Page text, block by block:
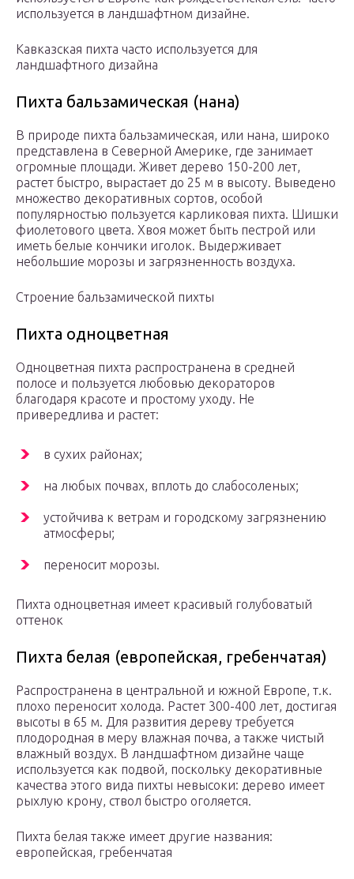
используется в ландшафтном дизайне.
Кавказская пихта часто используется для
ландшафтного дизайна
Пихта бальзамическая (нана)
В природе пихта бальзамическая, или нана, широко
представлена в Северной Америке, где занимает
огромные площади. Живет дерево 150-200 лет,
растет быстро, вырастает до 25 м в высоту. Выведено
множество декоративных сортов, особой
популярностью пользуется карликовая пихта. Шишки
фиолетового цвета. Хвоя может быть пестрой или
иметь белые кончики иголок. Выдерживает
небольшие морозы и загрязненность воздуха.
Строение бальзамической пихты
Пихта одноцветная
Одноцветная пихта распространена в средней
полосе и пользуется любовью декораторов
благодаря красоте и простому уходу. Не
привередлива и растет:
в сухих районах;
на любых почвах, вплоть до слабосоленых;
устойчива к ветрам и городскому загрязнению
атмосферы;
переносит морозы.
Пихта одноцветная имеет красивый голубоватый
оттенок
Пихта белая (европейская, гребенчатая)
Распространена в центральной и южной Европе, т.к.
плохо переносит холода. Растет 300-400 лет, достигая
высоты в 65 м. Для развития дереву требуется
плодородная в меру влажная почва, а также чистый
влажный воздух. В ландшафтном дизайне чаще
используется как подвой, поскольку декоративные
качества этого вида пихты невысоки: дерево имеет
рыхлую крону, ствол быстро оголяется.
Пихта белая также имеет другие названия:
европейская, гребенчатая